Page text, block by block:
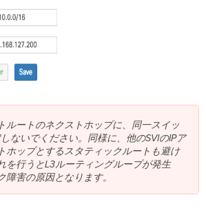
ルートのネクストホップに、同一スイッ
ないでください。同様に、他のSVIのIPア
ホップとするスタティックルートも避け
を行うとL3ルーティングループが発生
障害の原因となります。